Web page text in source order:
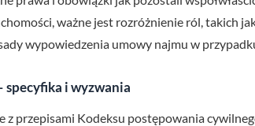
ważne jest rozróżnienie ról, takich
wypowiedzenia umowy najmu w
specyfika i wyzwania
z przepisami Kodeksu postępowania